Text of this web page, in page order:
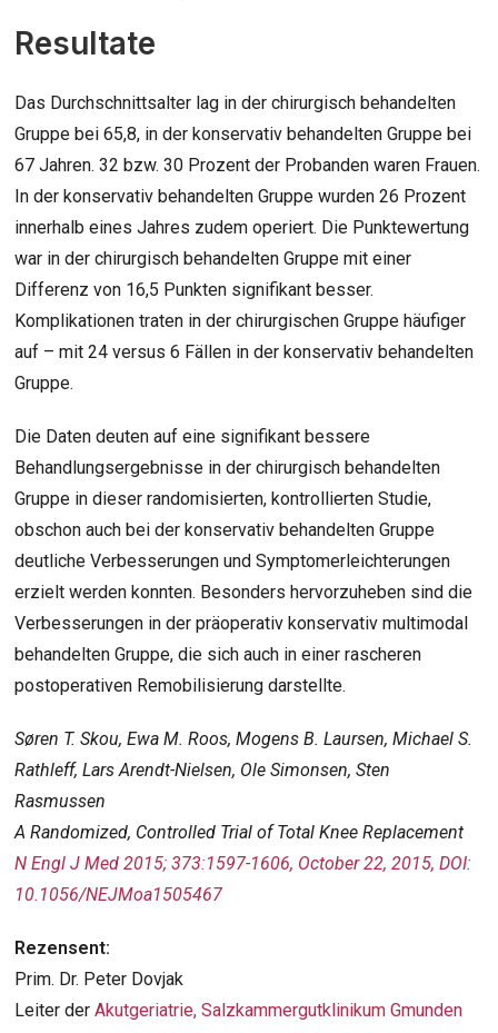
Resultate
Das Durchschnittsalter lag in der chirurgisch behandelten
Gruppe bei 65,8, in der konservativ behandelten Gruppe bei
67 Jahren. 32 bzw. 30 Prozent der Probanden waren Frauen.
In der konservativ behandelten Gruppe wurden 26 Prozent
innerhalb eines Jahres zudem operiert. Die Punktewertung
war in der chirurgisch behandelten Gruppe mit einer
Differenz von 16,5 Punkten signifikant besser.
Komplikationen traten in der chirurgischen Gruppe häufiger
auf – mit 24 versus 6 Fällen in der konservativ behandelten
Gruppe.
Die Daten deuten auf eine signifikant bessere
Behandlungsergebnisse in der chirurgisch behandelten
Gruppe in dieser randomisierten, kontrollierten Studie,
obschon auch bei der konservativ behandelten Gruppe
deutliche Verbesserungen und Symptomerleichterungen
erzielt werden konnten. Besonders hervorzuheben sind die
Verbesserungen in der präoperativ konservativ multimodal
behandelten Gruppe, die sich auch in einer rascheren
postoperativen Remobilisierung darstellte.
Søren T. Skou, Ewa M. Roos, Mogens B. Laursen, Michael S.
Rathleff, Lars Arendt-Nielsen, Ole Simonsen, Sten
Rasmussen
A Randomized, Controlled Trial of Total Knee Replacement
N Engl J Med 2015; 373:1597-1606, October 22, 2015, DOI:
10.1056/NEJMoa1505467
Rezensent:
Prim. Dr. Peter Dovjak
Leiter derAkutgeriatrie, Salzkammergutklinikum Gmunden